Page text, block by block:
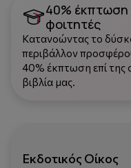
40% έκπτωση
φοιτητές
Κατανοώντας το
περιβάλλον
40% έκπτωση επί της
βιβλία μας.
Εκδοτικός Οίκος